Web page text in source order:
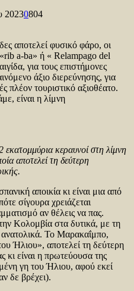
20230804
αποτελεί φυσικό φάρο, οι
a-ba» ή « Relampago del
για τους επιστήμονες
άξιο διερεύνησης, για
πλέον τουριστικό αξιοθέατο.
είναι η λίμνη
κεραυνοί στη λίμνη
αποτελεί τη δεύτερη
αποικία κι είναι μια από
σίγουρα χρειάζεται
αν θέλεις να πας.
Κολομβία στα δυτικά, με τη
ανατολικά. Το Μαρακαΐμπο,
Ήλιου», αποτελεί τη δεύτερη
κι είναι η πρωτεύουσα της
γη του Ήλιου, αφού εκεί
δε βρέχει).